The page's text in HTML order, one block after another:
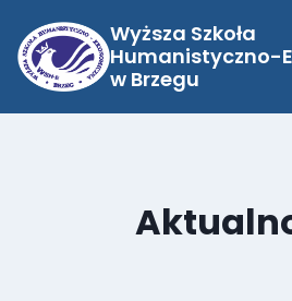
treści
Wyższa Szkoła
Humanistyczno-
w Brzegu